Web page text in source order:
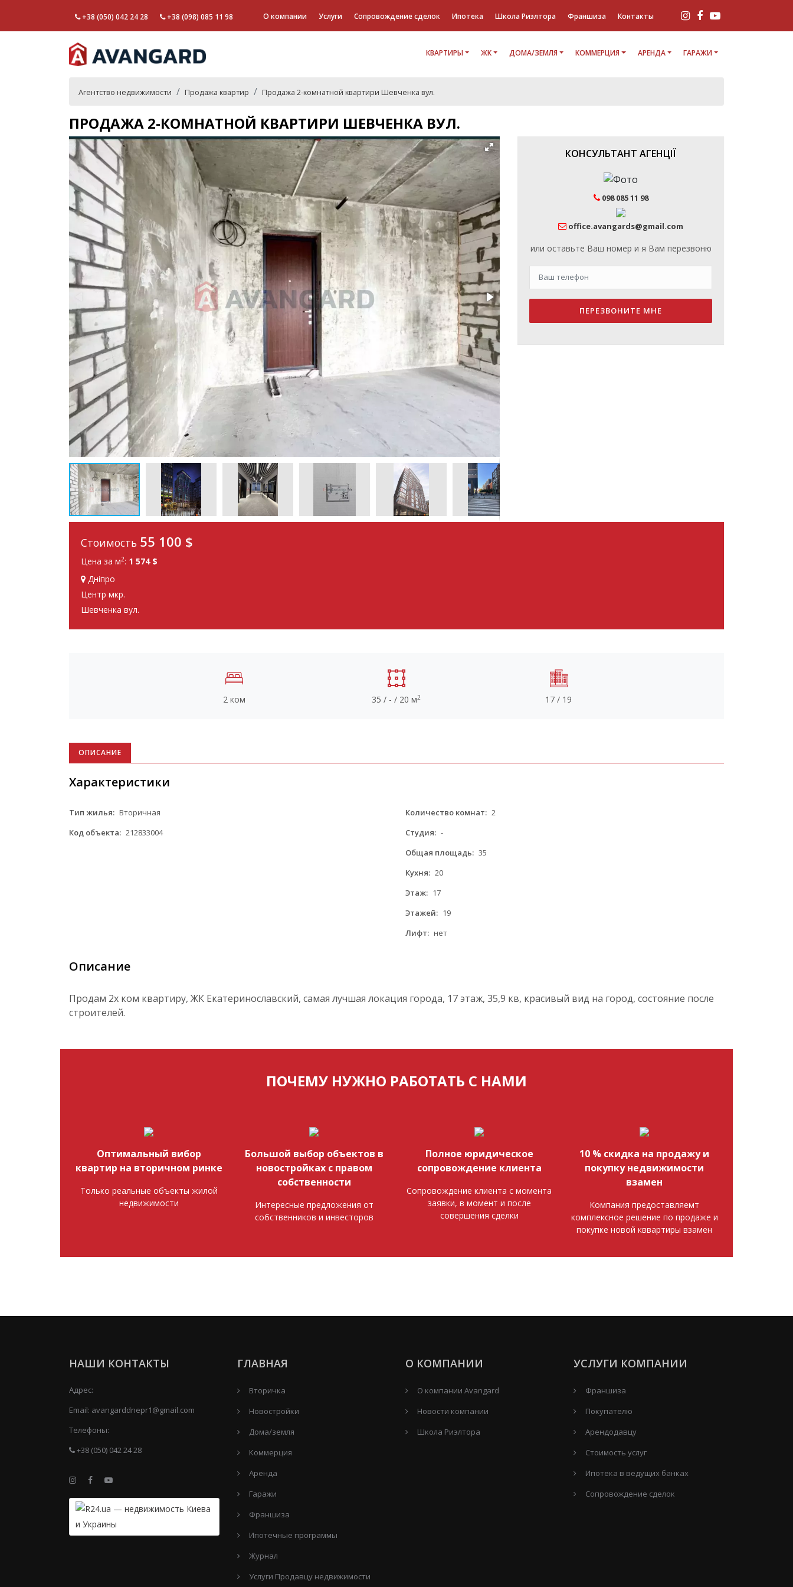
+38 (050) 042 24 28 +38 (098) 085 11 98 О компании Услуги Сопровождение сделок Ипотека Школа Риэлтора Франшиза Контакты
КВАРТИРЫ ЖК ДОМА/ЗЕМЛЯ КОММЕРЦИЯ АРЕНДА ГАРАЖИ
Агентство недвижимости Продажа квартир Продажа 2-комнатной квартири Шевченка вул.
ПРОДАЖА 2-КОМНАТНОЙ КВАРТИРИ ШЕВЧЕНКА ВУЛ.
КОНСУЛЬТАНТ АГЕНЦІЇ
098 085 11 98
office.avangards@gmail.com
или оставьте Ваш номер и я Вам перезвоню
ПЕРЕЗВОНИТЕ МНЕ
Стоимость 55 100 $
Цена за м2: 1 574 $
Дніпро
Центр мкр.
Шевченка вул.
2 ком 35 / - / 20 м2 17 / 19
ОПИСАНИЕ
Характеристики
Тип жилья: Вторичная
Код объекта: 212833004
Количество комнат: 2
Студия: -
Общая площадь: 35
Кухня: 20
Этаж: 17
Этажей: 19
Лифт: нет
Описание
Продам 2х ком квартиру, ЖК Екатеринославский, самая лучшая локация города, 17 этаж, 35,9 кв, красивый вид на город, состояние после
строителей.
ПОЧЕМУ НУЖНО РАБОТАТЬ С НАМИ
Оптимальный вибор
квартир на вторичном ринке
Только реальные объекты жилой
недвижимости
Большой выбор объектов в
новостройках с правом
собственности
Интересные предложения от
собственников и инвесторов
Полное юридическое
сопровождение клиента
Сопровождение клиента с момента
заявки, в момент и после
совершения сделки
10 % скидка на продажу и
покупку недвижимости
взамен
Компания предоставляемт
комплексное решение по продаже и
покупке новой кввартиры взамен
НАШИ КОНТАКТЫ
Адрес:
Email: avangarddnepr1@gmail.com
Телефоны:
+38 (050) 042 24 28
ГЛАВНАЯ
Вторичка
Новостройки
Дома/земля
Коммерция
Аренда
Гаражи
Франшиза
Ипотечные программы
Журнал
Услуги Продавцу недвижимости
О КОМПАНИИ
О компании Avangard
Новости компании
Школа Риэлтора
УСЛУГИ КОМПАНИИ
Франшиза
Покупателю
Арендодавцу
Стоимость услуг
Ипотека в ведущих банках
Сопровождение сделок